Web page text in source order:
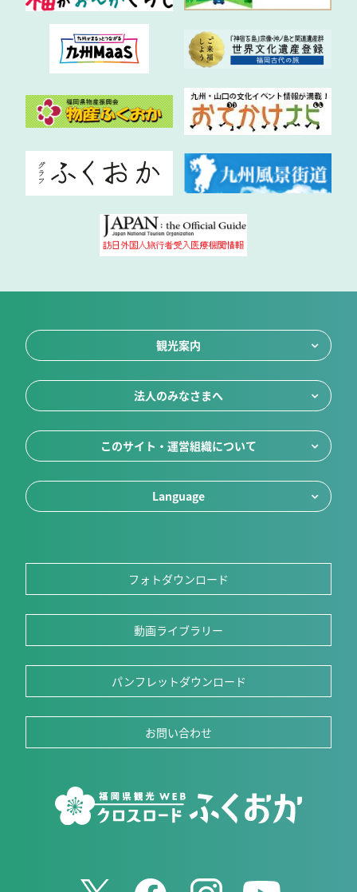
観光案内
法人のみなさまへ
このサイト・運営組織について
Language
フォトダウンロード
動画ライブラリー
パンフレットダウンロード
お問い合わせ